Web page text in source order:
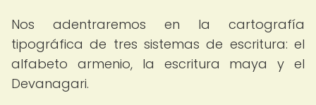
Nos adentraremos en la cartografía
tipográfica de tres sistemas de escritura: el
alfabeto armenio, la escritura maya y el
Devanagari.